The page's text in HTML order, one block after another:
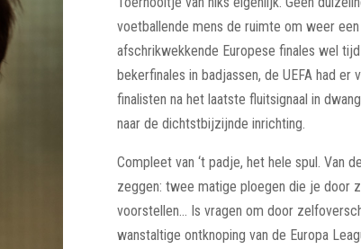
voetballende mens de ruimte om weer
afschrikwekkende Europese finales wel
bekerfinales in badjassen, de UEFA had er
finalisten na het laatste fluitsignaal in
naar de dichtstbijzijnde inrichting.
Compleet van ‘t padje, het hele spul. Van
zeggen: twee matige ploegen die je door
voorstellen… Is vragen om door
wanstaltige ontknoping van de Europa